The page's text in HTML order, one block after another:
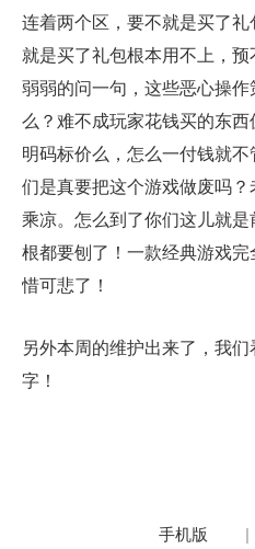
连着两个区，要不就是买了
就是买了礼包根本用不上，预
弱弱的问一句，这些恶心操
么？难不成玩家花钱买的东
明码标价么，怎么一付钱就
们是真要把这个游戏做废吗
乘凉。怎么到了你们这儿就
根都要刨了！一款经典游戏
惜可悲了！
另外本周的维护出来了，我
字！
手机版 |